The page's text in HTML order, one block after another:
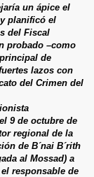
un ápice el
planificó el
del Fiscal
probado –como
de
lazos con
del Crimen del
9 de octubre de
regional de la
de B´nai B´rith
al Mossad) a
responsable de